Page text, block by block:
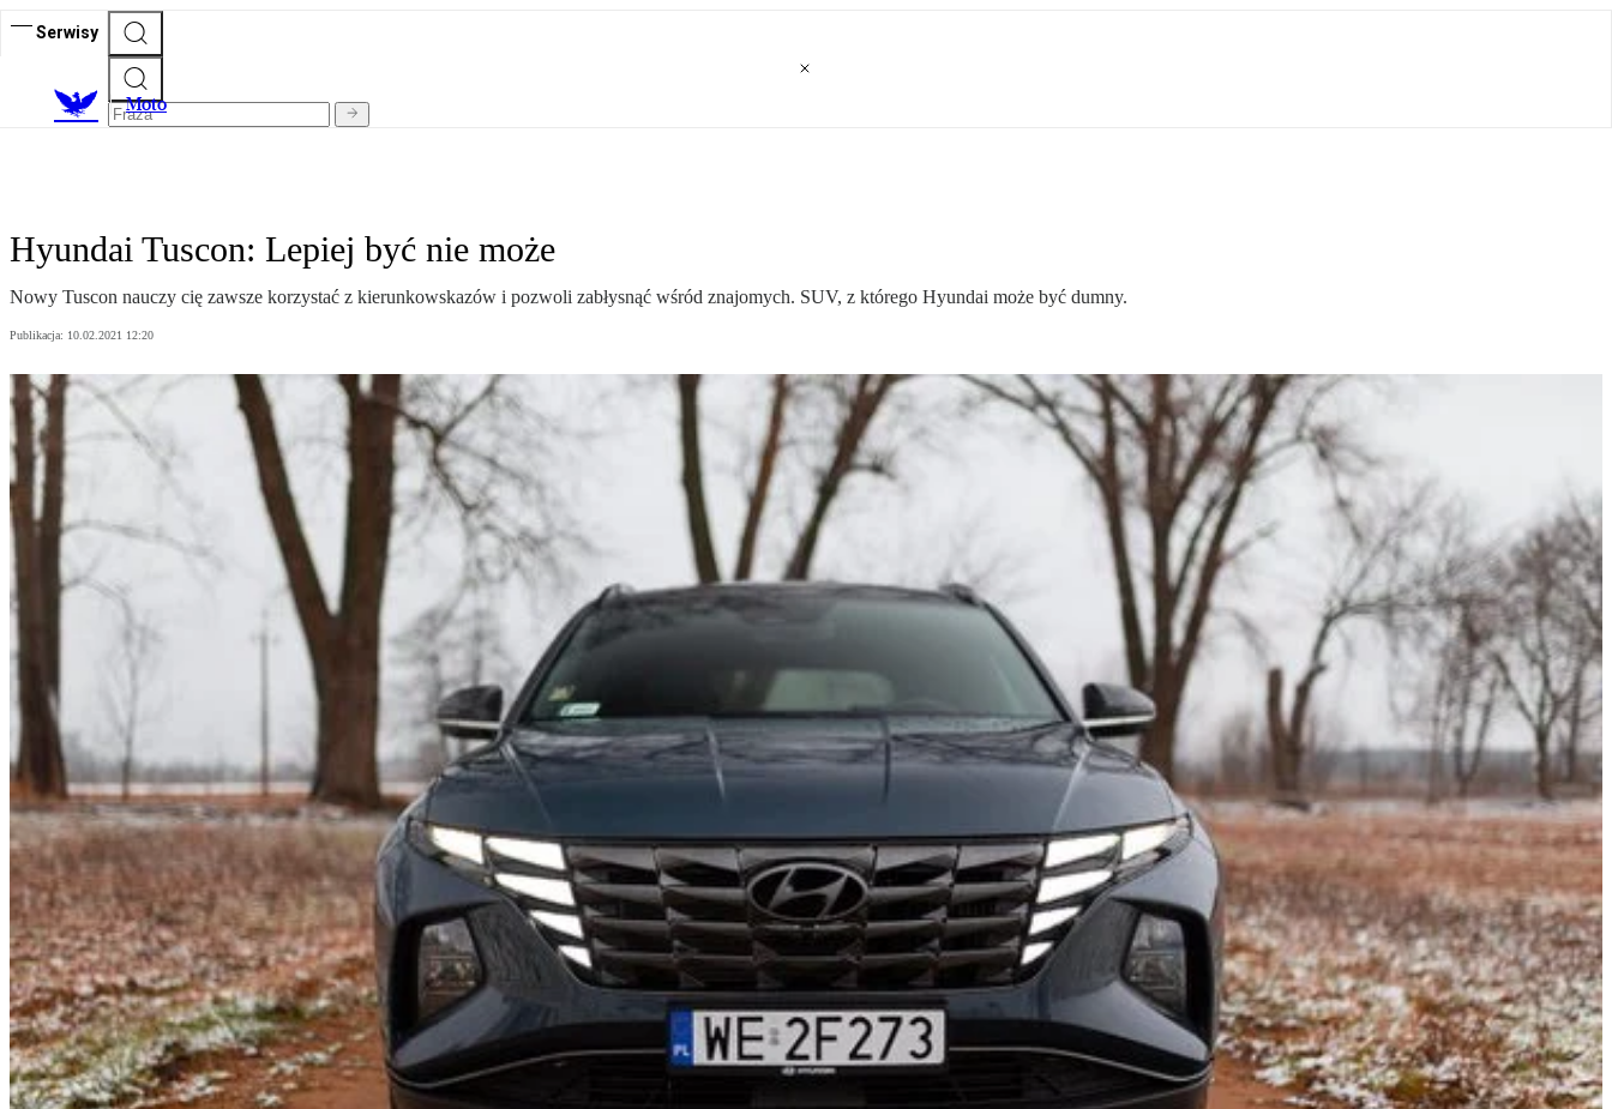
Serwisy
Moto
Hyundai Tuscon: Lepiej być nie może
Nowy Tuscon nauczy cię zawsze korzystać z kierunkowskazów i pozwoli zabłysnąć wśród znajomych. SUV, z którego Hyundai może być dumny.
Publikacja: 10.02.2021 12:20